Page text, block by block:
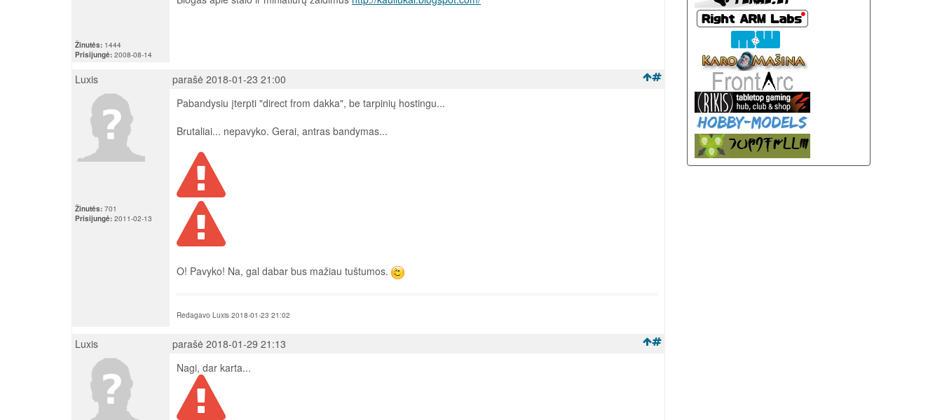
Žinutės: 1444
Prisijungė: 2008-08-14
Luxis parašė 2018-01-23 21:00
Žinutės: 701
Prisijungė: 2011-02-13
Pabandysiu įterpti "direct from dakka", be tarpinių hostingu...
Brutaliai... nepavyko. Gerai, antras bandymas...
O! Pavyko! Na, gal dabar bus mažiau tuštumos.
Redagavo Luxis 2018-01-23 21:02
Luxis
parašė 2018-01-29 21:13
Nagi, dar karta...